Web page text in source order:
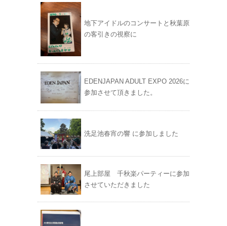
地下アイドルのコンサートと秋葉原
の客引きの視察に
EDENJAPAN ADULT EXPO 2026に
参加させて頂きました。
洗足池春宵の響 に参加しました
尾上部屋 千秋楽パーティーに参加
させていただきました